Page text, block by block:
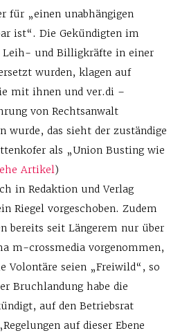
für „einen unabhängigen
ist“. Die Gekündigten im
Leih- und Billigkräfte in einer
wurden, klagen auf
mit ihnen und ver.di –
von Rechtsanwalt
wurde, das sieht der zuständige
als „Union Busting wie
Artikel)
in Redaktion und Verlag
Riegel vorgeschoben. Zudem
bereits seit Längerem nur über
m-crossmedia vorgenommen,
Volontäre seien „Freiwild“, so
Bruchlandung habe die
auf den Betriebsrat
auf dieser Ebene